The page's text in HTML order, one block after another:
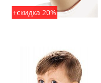
+скидка 20%